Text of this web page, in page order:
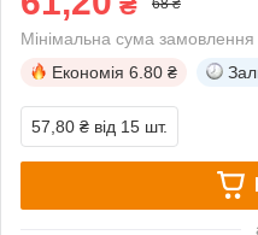
Мінімальна сума
Економія 6.80 ₴
57,80 ₴ від 15 шт.